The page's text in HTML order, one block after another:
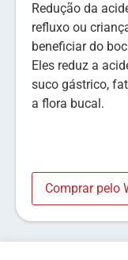
Redução da
refluxo ou
beneficiar do
Eles reduz a
suco gástrico,
a flora bucal.
Comprar pelo